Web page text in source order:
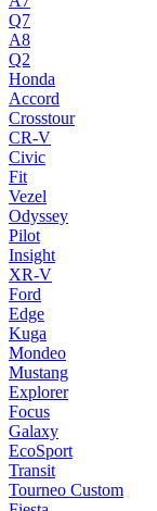
Q7
A8
Q2
Honda
Accord
Crosstour
CR-V
Civic
Fit
Vezel
Odyssey
Pilot
Insight
XR-V
Ford
Edge
Kuga
Mondeo
Mustang
Explorer
Focus
Galaxy
EcoSport
Transit
Tourneo Custom